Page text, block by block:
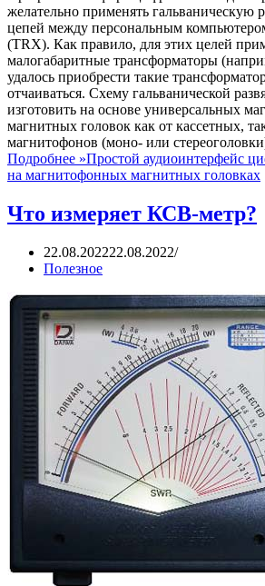
желательно применять гальваническую
цепей между персональным
(TRX). Как правило, для этих целей
малогабаритные трансформаторы
удалось приобрести такие
отчаиваться. Схему гальванической
изготовить на основе универсальных
магнитных головок как от кассетных,
магнитофонов (моно- или
Подробнее »Простой аудиоинтерфейс
на магнитофонных магнитных головках
Что измеряет КСВ-метр?
22.08.202222.08.2022
Полезное